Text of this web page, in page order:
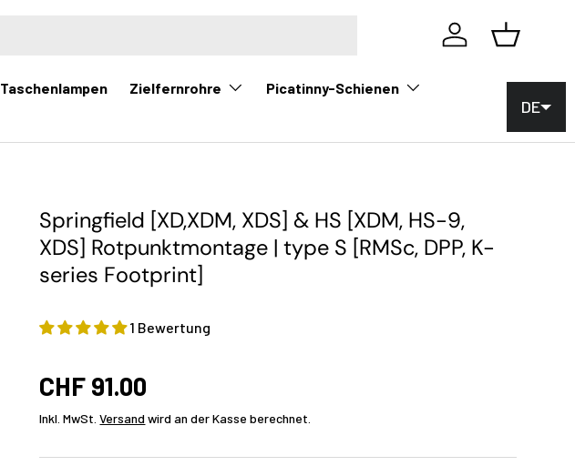
Einloggen
Korb
Taschenlampen Zielfernrohre Picatinny-Schienen
Springfield [XD,XDM, XDS] & HS [XDM, HS-9,
XDS] Rotpunktmontage | type S [RMSc, DPP, K-
series Footprint]
1 Bewertung
CHF 91.00
Inkl. MwSt.Versand wird an der Kasse berechnet.
DE